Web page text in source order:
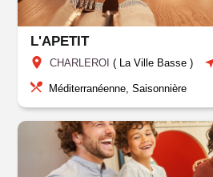
L'APETIT
CHARLEROI ( La Ville Basse )
Méditerranéenne, Saisonnière